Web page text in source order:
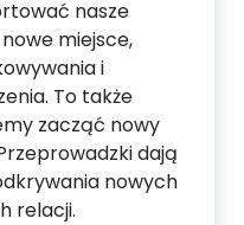
nasze
miejsce,
i
To także
zacząć nowy
dają
nowych
relacji.